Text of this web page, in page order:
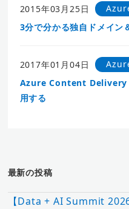
2015年03月25日
3分で分かる独自ドメイ
2017年01月04日
Azure Content
用する
最新の投稿
【Data + AI Summit